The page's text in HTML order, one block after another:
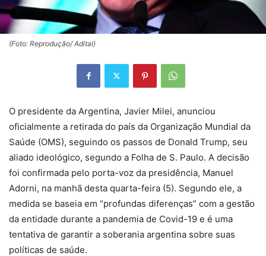
(Foto: Reprodução/ Adital)
O presidente da Argentina, Javier Milei, anunciou
oficialmente a retirada do país da Organização Mundial da
Saúde (OMS), seguindo os passos de Donald Trump, seu
aliado ideológico, segundo a Folha de S. Paulo. A decisão
foi confirmada pelo porta-voz da presidência, Manuel
Adorni, na manhã desta quarta-feira (5). Segundo ele, a
medida se baseia em “profundas diferenças” com a gestão
da entidade durante a pandemia de Covid-19 e é uma
tentativa de garantir a soberania argentina sobre suas
políticas de saúde.